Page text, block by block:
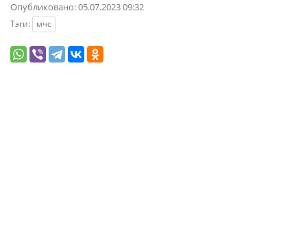
Опубликовано:05.07.2023 09:32
Тэги: мчс